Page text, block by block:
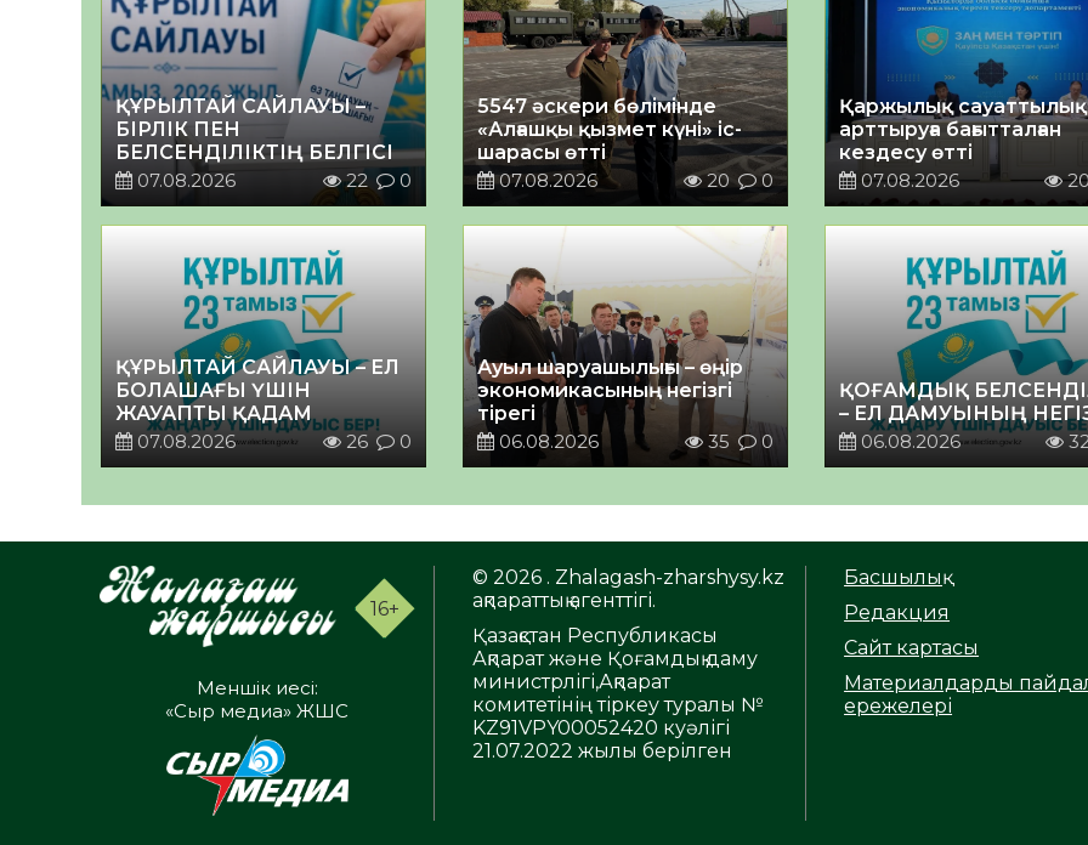
ҚҰРЫЛТАЙ САЙЛАУЫ –
БІРЛІК ПЕН
БЕЛСЕНДІЛІКТІҢ БЕЛГІСІ
07.08.2026
22 0
5547 әскери бөлімінде
«Алғашқы қызмет күні» іс-
шарасы өтті
07.08.2026
20 0
Қаржылық
арттыруға бағытталған
кездесу өтті
07.08.2026
ҚҰРЫЛТАЙ САЙЛАУЫ – ЕЛ
БОЛАШАҒЫ ҮШІН
ЖАУАПТЫ ҚАДАМ
07.08.2026
26 0
Ауыл шаруашылығы – өңір
экономикасының негізгі
тірегі
06.08.2026
35 0
ҚОҒАМДЫҚ
– ЕЛ ДАМУЫНЫҢ
06.08.2026
32
16+
Меншік иесі:
«Сыр медиа» ЖШС
© 2026 . Zhalagash-zharshysy.kz
ақпараттық агенттігі.
Қазақстан Республикасы
Ақпарат және Қоғамдық даму
министрлігі,Ақпарат
комитетінің тіркеу туралы №
KZ91VPY00052420 куәлігі
21.07.2022 жылы берілген
Басшылық
Редакция
Сайт картасы
Материалдарды
ережелері